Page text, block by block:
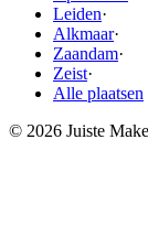
Leiden·
Alkmaar·
Zaandam·
Zeist·
Alle plaatsen
© 2026 Juiste